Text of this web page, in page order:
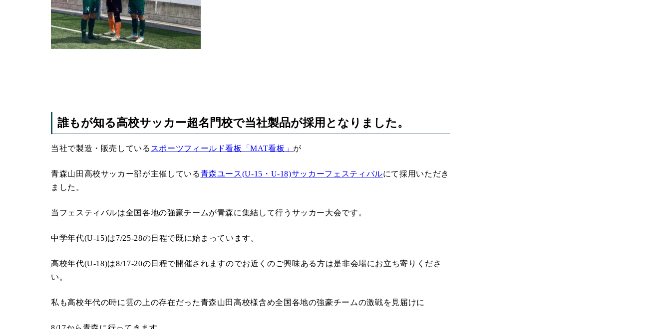
誰もが知る高校サッカー超名門校で当社製品が採用となりました。
当社で製造・販売している スポーツフィールド看板「MAT看板」 が
青森山田高校サッカー部が主催している青森ユース(U-15・U-18)サッカーフェスティバルにて採用いただき
ました。
当フェスティバルは全国各地の強豪チームが青森に集結して行うサッカー大会です。
中学年代(U-15)は7/25-28の日程で既に始まっています。
高校年代(U-18)は8/17-20の日程で開催されますのでお近くのご興味ある方は是非会場にお立ち寄りくださ
い。
私も高校年代の時に雲の上の存在だった青森山田高校様含め全国各地の強豪チームの激戦を見届けに